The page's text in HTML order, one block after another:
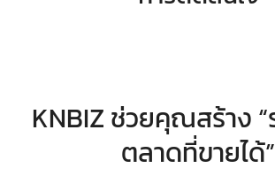
KNBIZ ช่วยคุณสร้าง “
ตลาดที่ขายได้”